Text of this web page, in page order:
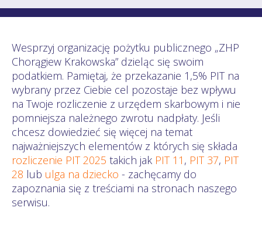
Wesprzyj organizację pożytku publicznego „ZHP
Chorągiew Krakowska” dzieląc się swoim
podatkiem. Pamiętaj, że przekazanie 1,5% PIT na
wybrany przez Ciebie cel pozostaje bez wpływu
na Twoje rozliczenie z urzędem skarbowym i nie
pomniejsza należnego zwrotu nadpłaty. Jeśli
chcesz dowiedzieć się więcej na temat
najważniejszych elementów z których się składa
rozliczenie PIT 2025 takich jak PIT 11 , PIT 37, PIT
28 lub ulga na dziecko - zachęcamy do
zapoznania się z treściami na stronach naszego
serwisu.